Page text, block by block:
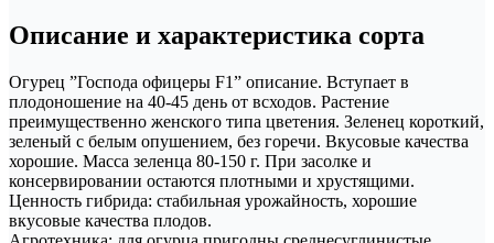
Описание и характеристика сорта
Огурец ”Господа офицеры F1” описание. Вступает в
плодоношение на 40-45 день от всходов. Растение
преимущественно женского типа цветения. Зеленец короткий,
зеленый с белым опушением, без горечи. Вкусовые качества
хорошие. Масса зеленца 80-150 г. При засолке и
консервировании остаются плотными и хрустящими.
Ценность гибрида: стабильная урожайность, хорошие
вкусовые качества плодов.